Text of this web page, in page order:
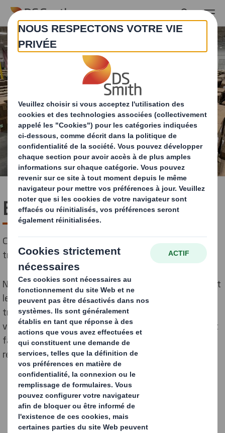
Skip to main content
Emballage Heavy Duty
Conteneurs en carton ondulé pour le stockage et le
transport de produits ou d'équipements lourds.
Nos solutions d'emballage durables et résistantes sont
le moyen idéal de protéger, d'entretenir et de
transporter vos produits et équipements lourds de
valeur dans le monde entier. Toutes nos solutions sont
faciles à utiliser et peuvent être personnalisées pour
répondre à vos besoins précis.
Heavy duty
Nos solutions